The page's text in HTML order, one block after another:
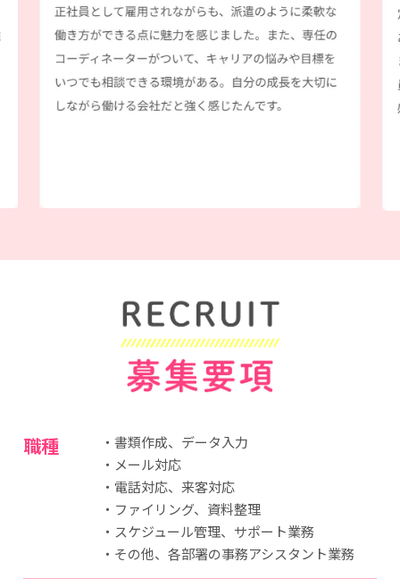
職種
・書類作成、データ入力
・メール対応
・電話対応、来客対応
・ファイリング、資料整理
・スケジュール管理、サポート業務
・その他、各部署の事務アシスタント業務